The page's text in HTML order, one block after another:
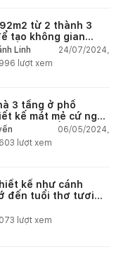
từ 2 thành 3
tạo không gian
con gái
Linh
24/07/2024,
lượt xem
3 tầng ở phố
kế mát mẻ cứ ngỡ
cuộc sống trong
06/05/2024,
lượt xem
kế như cánh
đến tuổi thơ tươi
lượt xem